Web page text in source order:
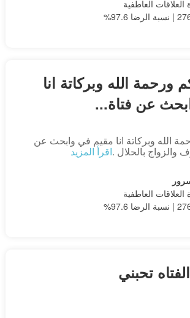
العلاقات العاطفية
ورحمة الله وبركاتة انا
عن فتاة...
الله وبركاتة انا مقيم في وابحث عن
والزواج بالحلال .اقرأ المزيد
العلاقات العاطفية
تحبني